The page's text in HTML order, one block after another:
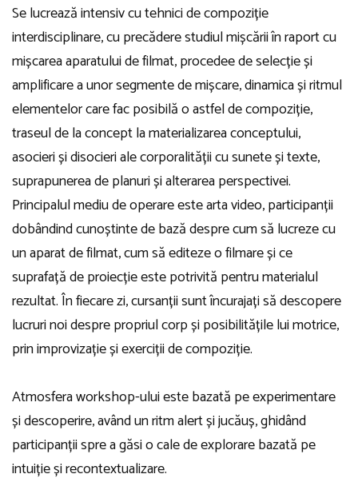
Se lucrează intensiv cu tehnici de compoziție
interdisciplinare, cu precădere studiul mișcării în raport cu
mișcarea aparatului de filmat, procedee de selecție și
amplificare a unor segmente de mișcare, dinamica și ritmul
elementelor care fac posibilă o astfel de compoziție,
traseul de la concept la materializarea conceptului,
asocieri și disocieri ale corporalității cu sunete și texte,
suprapunerea de planuri și alterarea perspectivei.
Principalul mediu de operare este arta video, participanții
dobândind cunoștinte de bază despre cum să lucreze cu
un aparat de filmat, cum să editeze o filmare și ce
suprafață de proiecție este potrivită pentru materialul
rezultat. În fiecare zi, cursanții sunt încurajați să descopere
lucruri noi despre propriul corp și posibilitățile lui motrice,
prin improvizație și exerciții de compoziție.
Atmosfera workshop-ului este bazată pe experimentare
și descoperire, având un ritm alert și jucăuș, ghidând
participanții spre a găsi o cale de explorare bazată pe
intuiție și recontextualizare.